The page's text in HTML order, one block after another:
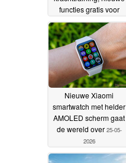
functies gratis voor
iedereen26-05-2026
Nieuwe Xiaomi
smartwatch met helder
AMOLED scherm gaat
de wereld over 25-05-
2026